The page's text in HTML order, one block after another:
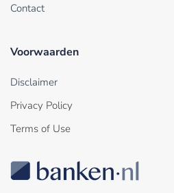
Contact
Voorwaarden
Disclaimer
Privacy Policy
Terms of Use